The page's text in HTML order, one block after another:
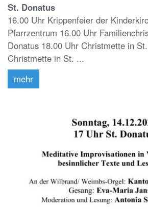
St. Donatus
16.00 Uhr Krippenfeier der
Pfarrzentrum 16.00 Uhr
Donatus 18.00 Uhr Christmette in
Christmette in St. ...
mehr